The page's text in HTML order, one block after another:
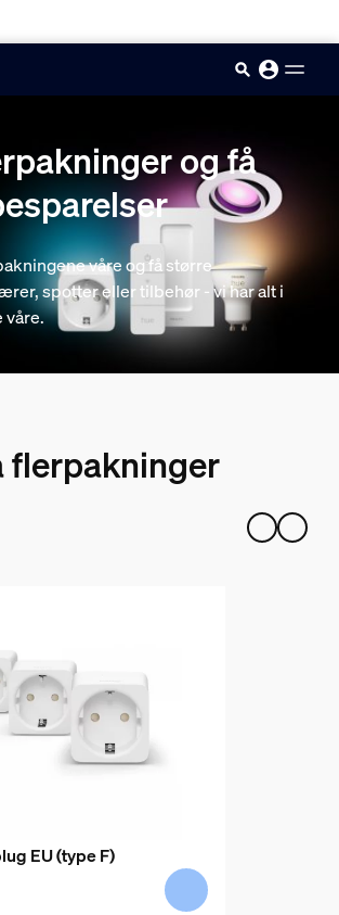
og få
våre og få større
spotter eller tilbehør - vi har alt i
våre.
flerpakninger
EU (type F)